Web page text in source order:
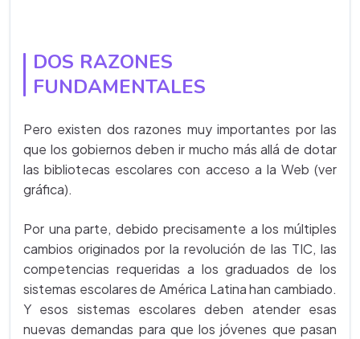
DOS RAZONES
FUNDAMENTALES
Pero existen dos razones muy importantes por las
que los gobiernos deben ir mucho más allá de dotar
las bibliotecas escolares con acceso a la Web (ver
gráfica).
Por una parte, debido precisamente a los múltiples
cambios originados por la revolución de las TIC, las
competencias requeridas a los graduados de los
sistemas escolares de América Latina han cambiado.
Y esos sistemas escolares deben atender esas
nuevas demandas para que los jóvenes que pasan